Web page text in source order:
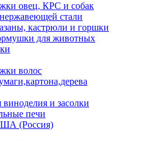
овец, КРС и собак
стали
кастрюли и горшки
для животных
волос
и засолки
печи
(Россия)